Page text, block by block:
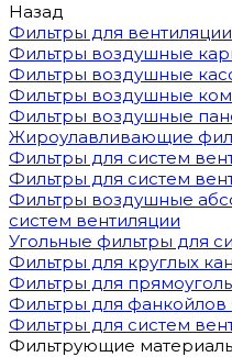
Назад
Фильтры для вентиляции
Фильтры воздушные
Фильтры воздушные
Фильтры воздушные
Фильтры воздушные
Жироулавливающие
Фильтры для систем
Фильтры для систем
Фильтры воздушные
систем вентиляции
Угольные фильтры для
Фильтры для круглых
Фильтры для
Фильтры для
Фильтры для систем
Фильтрующие